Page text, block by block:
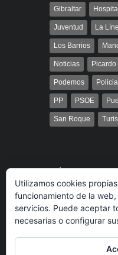
Gibraltar Hospital
Juventud La
Los Barrios
Noticias Picardo
Podemos
PP PSOE
San Roque
Búsqueda
Utilizamos cookies
funcionamiento de la
servicios. Puede aceptar
necesarias o configurar